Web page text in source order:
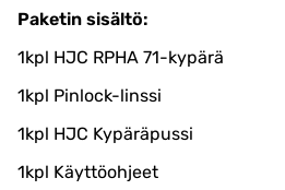
Paketin sisältö:
1kpl HJC RPHA 71-kypärä
1kpl Pinlock-linssi
1kpl HJC Kypäräpussi
1kpl Käyttöohjeet